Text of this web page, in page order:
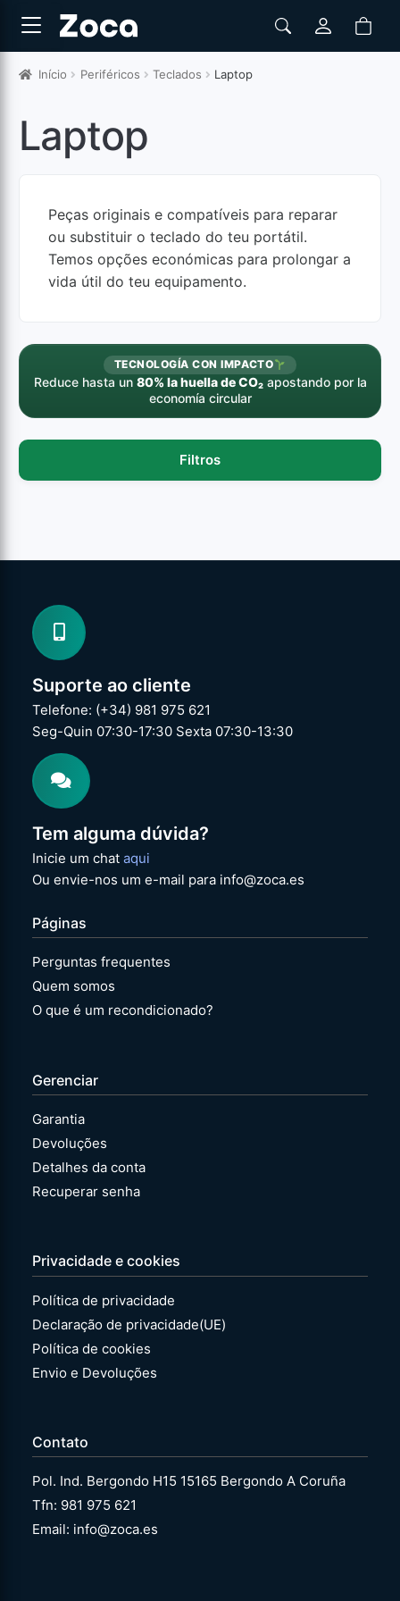
Início Periféricos Teclados Laptop
Laptop
Peças originais e compatíveis para reparar
ou substituir o teclado do teu portátil.
Temos opções económicas para prolongar a
vida útil do teu equipamento.
TECNOLOGÍA CON IMPACTO
Reduce hasta un 80% la huella de CO₂apostando por la
economía circular
Filtros
Suporte ao cliente
Telefone: (+34) 981 975 621
Seg-Quin 07:30-17:30 Sexta 07:30-13:30
Tem alguma dúvida?
Inicie um chataqui
Ou envie-nos um e-mail para info@zoca.es
Páginas
Perguntas frequentes
Quem somos
O que é um recondicionado?
Gerenciar
Garantia
Devoluções
Detalhes da conta
Recuperar senha
Privacidade e cookies
Política de privacidade
Declaração de privacidade(UE)
Política de cookies
Envio e Devoluções
Contato
Pol. Ind. Bergondo H15 15165 Bergondo A Coruña
Tfn: 981 975 621
Email: info@zoca.es